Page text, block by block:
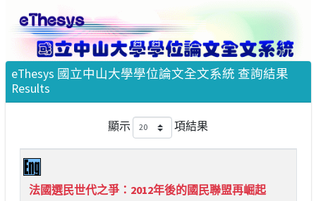
eThesys 國立中山大學學位論文全文系統 查詢結果
Results
顯示 項結果
法國選民世代之爭：2012年後的國民聯盟再崛起